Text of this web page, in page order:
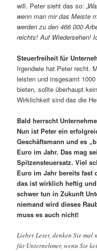
will. Peter sieht das so:
wenn man mir das Meiste
werden zu den 466 000
reichts! Auf Wiedersehen!
Steuerfreiheit für
Irgendwie hat Peter recht.
leisten und insgesamt
bieten, sollte überhaupt
Wirklichkeit sind das die
Bald herrscht
Nun ist Peter ein
Geschäftsmann und es
Euro im Jahr. Das mag
Spitzensteuersatz. Viel
Euro im Jahr bereits fast
das ist wirklich heftig
schwer tun in Zukunft
niemand wird dieses
muss es auch nicht!
Lieber Leser, denken Sie mal
für Unternehmer, wenn Sie